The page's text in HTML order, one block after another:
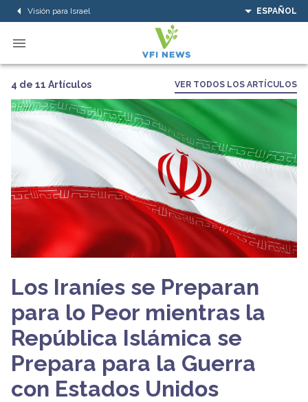
Visión para Israel ESPAÑOL
4 de 11 Artículos VER TODOS LOS ARTÍCULOS
Los Iraníes se Preparan
para lo Peor mientras la
República Islámica se
Prepara para la Guerra
con Estados Unidos